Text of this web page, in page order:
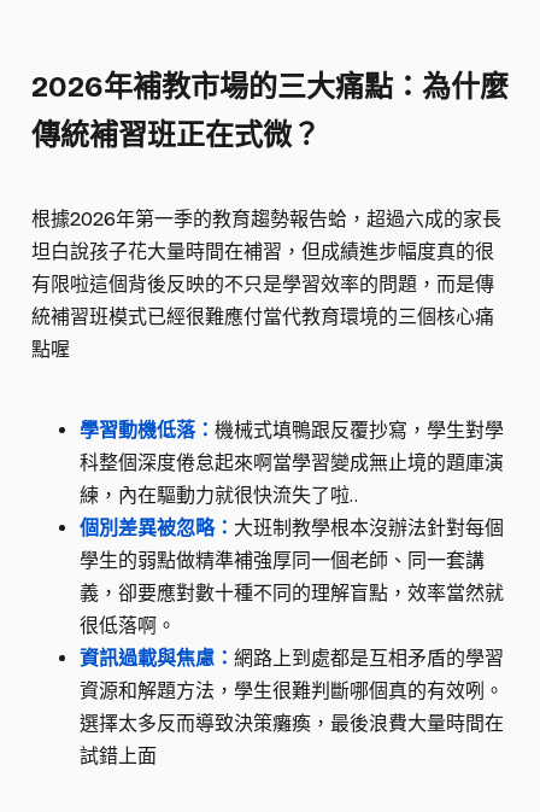
2026年補教市場的三大痛點：為什麼
傳統補習班正在式微？
根據2026年第一季的教育趨勢報告蛤，超過六成的家長
坦白說孩子花大量時間在補習，但成績進步幅度真的很
有限啦這個背後反映的不只是學習效率的問題，而是傳
統補習班模式已經很難應付當代教育環境的三個核心痛
點喔
學習動機低落： 機械式填鴨跟反覆抄寫，學生對學
科整個深度倦怠起來啊當學習變成無止境的題庫演
練，內在驅動力就很快流失了啦..
個別差異被忽略： 大班制教學根本沒辦法針對每個
學生的弱點做精準補強厚同一個老師、同一套講
義，卻要應對數十種不同的理解盲點，效率當然就
很低落啊。
資訊過載與焦慮： 網路上到處都是互相矛盾的學習
資源和解題方法，學生很難判斷哪個真的有效咧。
選擇太多反而導致決策癱瘓，最後浪費大量時間在
試錯上面